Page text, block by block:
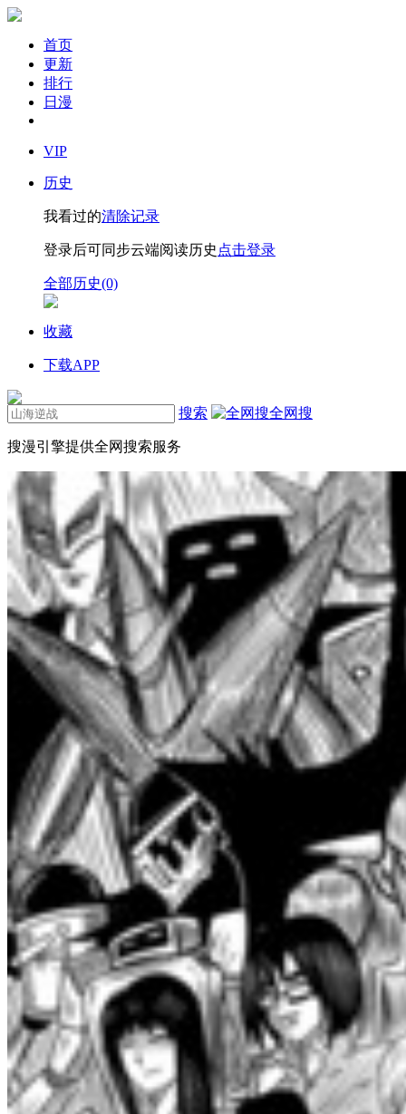
首页
更新
排行
日漫
VIP
历史
我看过的清除记录
登录后可同步云端阅读历史 点击登录
全部历史(0)
收藏
下载APP
搜索 全网搜
搜漫引擎提供全网搜索服务